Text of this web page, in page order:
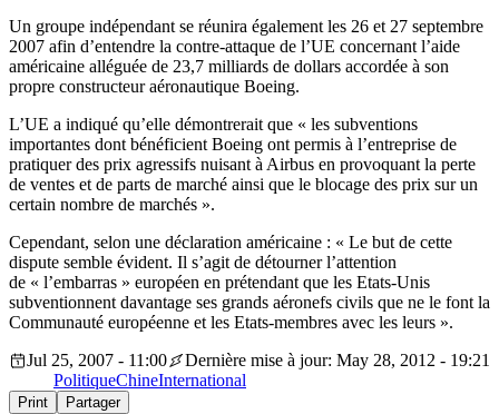
Un groupe indépendant se réunira également les 26 et 27 septembre
2007 afin d’entendre la contre-attaque de l’UE concernant l’aide
américaine alléguée de 23,7 milliards de dollars accordée à son
propre constructeur aéronautique Boeing.
L’UE a indiqué qu’elle démontrerait que « les subventions
importantes dont bénéficient Boeing ont permis à l’entreprise de
pratiquer des prix agressifs nuisant à Airbus en provoquant la perte
de ventes et de parts de marché ainsi que le blocage des prix sur un
certain nombre de marchés ».
Cependant, selon une déclaration américaine : « Le but de cette
dispute semble évident. Il s’agit de détourner l’attention
de « l’embarras » européen en prétendant que les Etats-Unis
subventionnent davantage ses grands aéronefs civils que ne le font la
Communauté européenne et les Etats-membres avec les leurs ».
Jul 25, 2007 - 11:00
Dernière mise à jour: May 28, 2012 - 19:21
PolitiqueChineInternational
Print Partager